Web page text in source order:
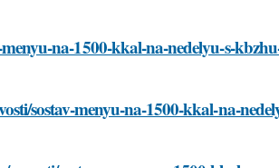
na-1500-kkal-na-nedelyu-s-
sostav-menyu-na-1500-kkal-na-